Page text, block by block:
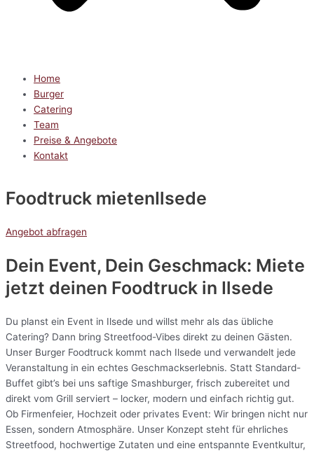
Home
Burger
Catering
Team
Preise & Angebote
Kontakt
Foodtruck mietenIlsede
Angebot abfragen
Dein Event, Dein Geschmack: Miete
jetzt deinen Foodtruck in Ilsede
Du planst ein Event in Ilsede und willst mehr als das übliche
Catering? Dann bring Streetfood-Vibes direkt zu deinen Gästen.
Unser Burger Foodtruck kommt nach Ilsede und verwandelt jede
Veranstaltung in ein echtes Geschmackserlebnis. Statt Standard-
Buffet gibt’s bei uns saftige Smashburger, frisch zubereitet und
direkt vom Grill serviert – locker, modern und einfach richtig gut.
Ob Firmenfeier, Hochzeit oder privates Event: Wir bringen nicht nur
Essen, sondern Atmosphäre. Unser Konzept steht für ehrliches
Streetfood, hochwertige Zutaten und eine entspannte Eventkultur,